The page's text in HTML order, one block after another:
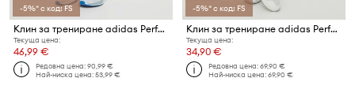
-5%* с код: FS
Клин за трениране adidas Performance Optime Power
Текуща цена:
46,99 €
Редовна цена:90,99 €
Най-ниска цена:53,99 €
-5%* с код: FS
Клин за трениране adidas Performance Optime Shine
Текуща цена:
34,90 €
Редовна цена:69,90 €
Най-ниска цена:69,90 €